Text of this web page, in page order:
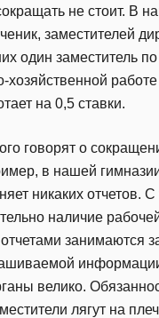
не стоит. В
заместителей
один заместитель по
хозяйственной
на 0,5 ставки.
говорят о
в нашей
никаких отчетов. С
наличие
занимаются
велико.
лягут на